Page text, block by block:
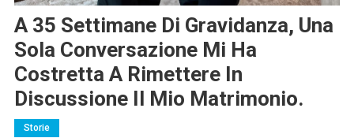
A 35 Settimane Di Gravidanza, Una
Sola Conversazione Mi Ha
Costretta A Rimettere In
Discussione Il Mio Matrimonio.
Storie